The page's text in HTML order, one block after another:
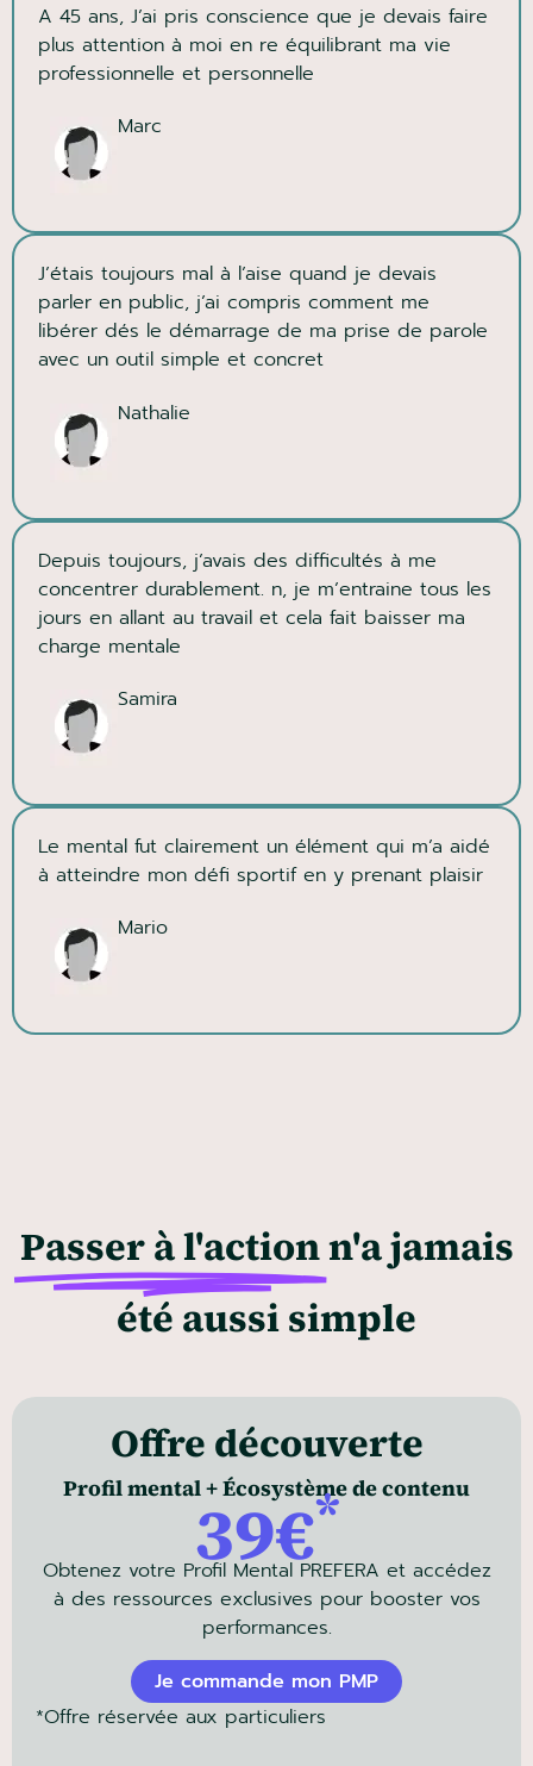
A 45 ans, J’ai pris conscience que je devais faire
plus attention à moi en re équilibrant ma vie
professionnelle et personnelle
Marc
J’étais toujours mal à l’aise quand je devais
parler en public, j’ai compris comment me
libérer dés le démarrage de ma prise de parole
avec un outil simple et concret
Nathalie
Depuis toujours, j’avais des difficultés à me
concentrer durablement. n, je m’entraine tous les
jours en allant au travail et cela fait baisser ma
charge mentale
Samira
Le mental fut clairement un élément qui m’a aidé
à atteindre mon défi sportif en y prenant plaisir
Mario
Passer à l'actionn'a jamais
été aussi simple
Offre découverte
Profil mental + Écosystème de contenu
39€*
Obtenez votre Profil Mental PREFERA et accédez
à des ressources exclusives pour booster vos
performances.
Je commande mon PMP
*Offre réservée aux particuliers